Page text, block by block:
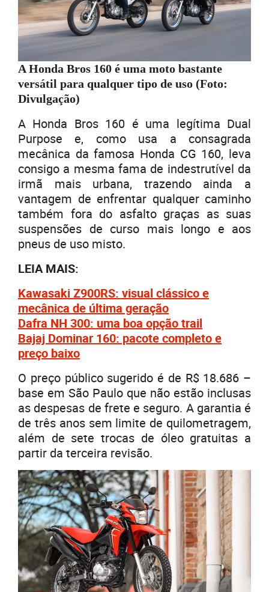
A Honda Bros 160 é uma moto bastante
versátil para qualquer tipo de uso (Foto:
Divulgação)
A Honda Bros 160 é uma legítima Dual
Purpose e, como usa a consagrada
mecânica da famosa Honda CG 160, leva
consigo a mesma fama de indestrutível da
irmã mais urbana, trazendo ainda a
vantagem de enfrentar qualquer caminho
também fora do asfalto graças as suas
suspensões de curso mais longo e aos
pneus de uso misto.
LEIA MAIS:
Kawasaki Z900RS: visual clássico e
mecânica de última geração
Dafra NH 300: uma boa opção trail
Bajaj Dominar 160: pacote completo e
preço baixo
O preço público sugerido é de R$ 18.686 –
base em São Paulo que não estão inclusas
as despesas de frete e seguro. A garantia é
de três anos sem limite de quilometragem,
além de sete trocas de óleo gratuitas a
partir da terceira revisão.